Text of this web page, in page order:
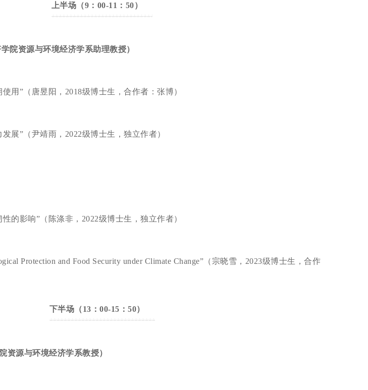
上半场（9：00-11：50）
院资源与环境经济学系助理教授）
用”（唐昱阳，2018级博士生，合作者：张博）
展”（尹靖雨，2022级博士生，独立作者）
的影响”（陈涤非，2022级博士生，独立作者）
Protection and Food Security under Climate Change”（宗晓雪，2023级博士生，合作
下半场（13：00-15：50）
资源与环境经济学系教授）